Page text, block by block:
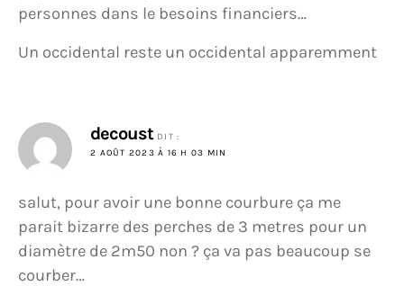
personnes dans le besoins financiers…
Un occidental reste un occidental apparemment
decoust DIT :
2 AOÛT 2023 À 16 H 03 MIN
salut, pour avoir une bonne courbure ça me
parait bizarre des perches de 3 metres pour un
diamètre de 2m50 non ? ça va pas beaucoup se
courber…